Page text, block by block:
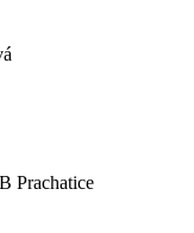
Prachatice